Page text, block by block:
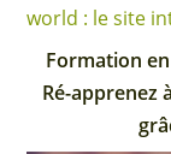
world : le site
Formation
Ré-apprenez